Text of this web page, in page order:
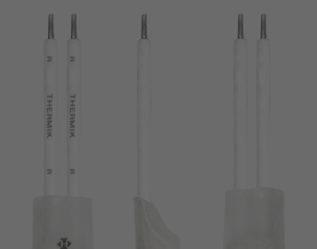
VDE
CQC
CMJ
applicare filtri
Eliminare filtro
filtri stretti